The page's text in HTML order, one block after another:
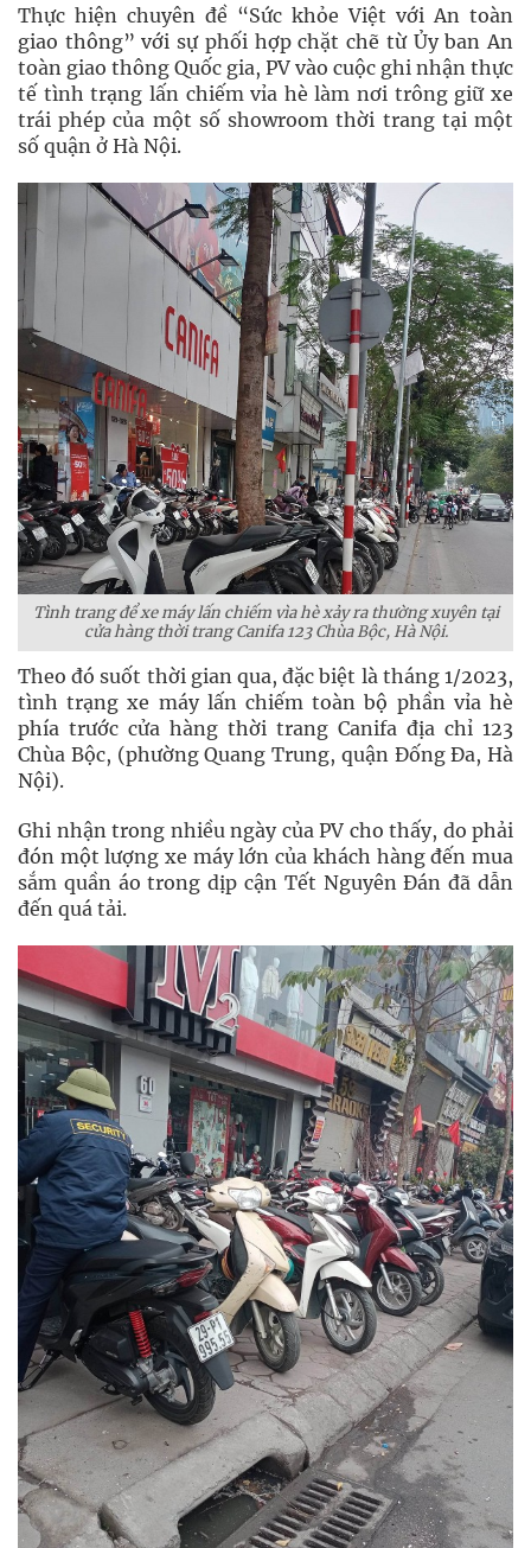
Thực hiện chuyên đề “Sức khỏe Việt với An toàn
giao thông” với sự phối hợp chặt chẽ từ Ủy ban An
toàn giao thông Quốc gia, PV vào cuộc ghi nhận thực
tế tình trạng lấn chiếm vỉa hè làm nơi trông giữ xe
trái phép của một số showroom thời trang tại một
số quận ở Hà Nội.
Tình trang để xe máy lấn chiếm vìa hè xảy ra thường xuyên tại
cửa hàng thời trang Canifa 123 Chùa Bộc, Hà Nội.
Theo đó suốt thời gian qua, đặc biệt là tháng 1/2023,
tình trạng xe máy lấn chiếm toàn bộ phần vỉa hè
phía trước cửa hàng thời trang Canifa địa chỉ 123
Chùa Bộc, (phường Quang Trung, quận Đống Đa, Hà
Nội).
Ghi nhận trong nhiều ngày của PV cho thấy, do phải
đón một lượng xe máy lớn của khách hàng đến mua
sắm quần áo trong dịp cận Tết Nguyên Đán đã dẫn
đến quá tải.